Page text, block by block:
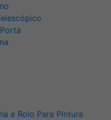
e Rolo Para Pintura